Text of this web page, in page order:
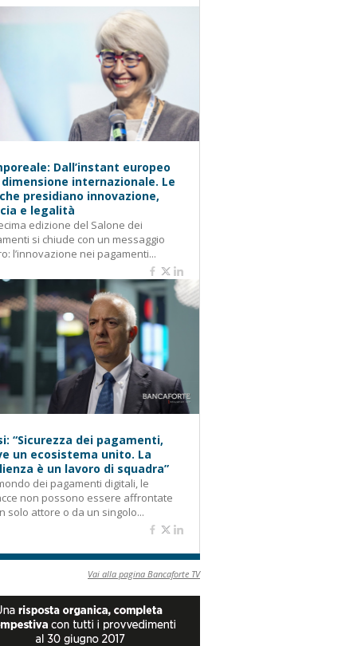
Dall’instant europeo
internazionale. Le
presidiano innovazione,
e legalità
edizione del Salone dei
si chiude con un messaggio
l’innovazione nei pagamenti...
“Sicurezza dei pagamenti,
un ecosistema unito. La
è un lavoro di squadra”
dei pagamenti digitali, le
non possono essere affrontate
solo attore o da un singolo...
Vai alla pagina Bancaforte TV